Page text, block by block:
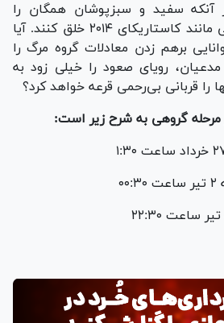
آنکه سفید و سبزپوشان همگان را
غافلگیر و شگفتی بزرگی مانند کاستاریکای ۲۰۱۴ خلق کنند. آیا
برهم زدن معادلات گروه مرگ را
مدعیان، رویای صعود را خیلی زود به
را قربانی بی‌رحمی قرعه خواهد کرد؟
مرحله گروهی به شرح زیر است: